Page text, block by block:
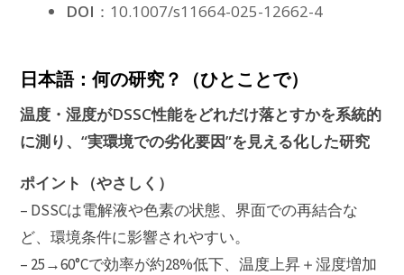
DOI ：10.1007/s11664-025-12662-4
日本語：何の研究？（ひとことで）
温度・湿度がDSSC性能をどれだけ落とすかを系統的
に測り、“実環境での劣化要因”を見える化した研究
ポイント（やさしく）
– DSSCは電解液や色素の状態、界面での再結合な
ど、環境条件に影響されやすい。
– 25→60°Cで効率が約28%低下、温度上昇＋湿度増加